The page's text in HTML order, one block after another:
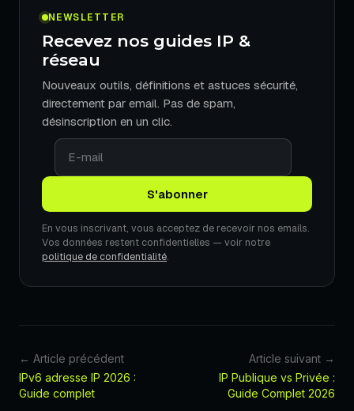
NEWSLETTER
Recevez nos guides IP &
réseau
Nouveaux outils, définitions et astuces sécurité,
directement par email. Pas de spam,
désinscription en un clic.
En vous inscrivant, vous acceptez de recevoir nos emails.
Vos données restent confidentielles — voir notre
politique de confidentialité.
← Article précédent
IPv6 adresse IP 2026 :
Guide complet
Article suivant →
IP Publique vs Privée :
Guide Complet 2026